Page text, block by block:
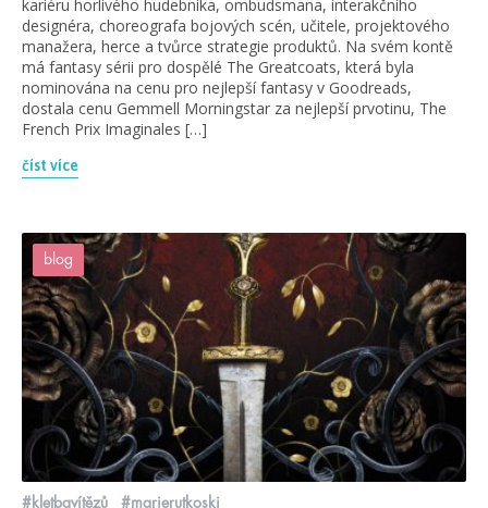
kariéru horlivého hudebníka, ombudsmana, interakčního
designéra, choreografa bojových scén, učitele, projektového
manažera, herce a tvůrce strategie produktů. Na svém kontě
má fantasy sérii pro dospělé The Greatcoats, která byla
nominována na cenu pro nejlepší fantasy v Goodreads,
dostala cenu Gemmell Morningstar za nejlepší prvotinu, The
French Prix Imaginales […]
číst více
blog
#kletbavítězů #marierutkoski